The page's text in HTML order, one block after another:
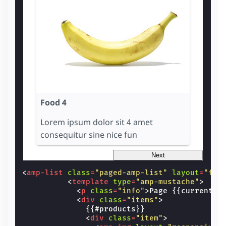
Food 4
Lorem ipsum dolor sit 4 amet
consequitur sine nice fun
Next
<amp-list class="paged-amp-list" layout=
<template type="amp-mustache">
<p class="info">Page
<div class="items">
              {{#products}}
<div class="item">